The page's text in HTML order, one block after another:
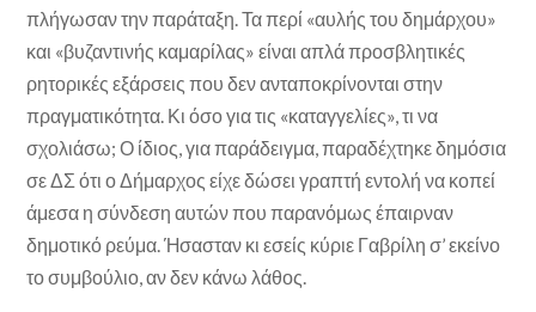
πλήγωσαν την παράταξη. Τα περί «αυλής του δημάρχου»
και «βυζαντινής καμαρίλας» είναι απλά προσβλητικές
ρητορικές εξάρσεις που δεν ανταποκρίνονται στην
πραγματικότητα. Κι όσο για τις «καταγγελίες», τι να
σχολιάσω; Ο ίδιος, για παράδειγμα, παραδέχτηκε δημόσια
σε ΔΣ ότι ο Δήμαρχος είχε δώσει γραπτή εντολή να κοπεί
άμεσα η σύνδεση αυτών που παρανόμως έπαιρναν
δημοτικό ρεύμα. Ήσασταν κι εσείς κύριε Γαβρίλη σ’ εκείνο
το συμβούλιο, αν δεν κάνω λάθος.